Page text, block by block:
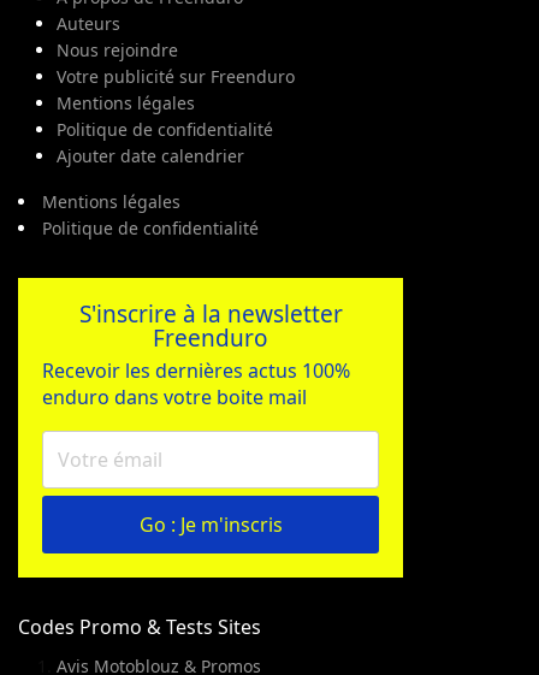
Auteurs
Nous rejoindre
Votre publicité sur Freenduro
Mentions légales
Politique de confidentialité
Ajouter date calendrier
Mentions légales
Politique de confidentialité
S'inscrire à la newsletter
Freenduro
Recevoir les dernières actus 100%
enduro dans votre boite mail
Go : Je m'inscris
Codes Promo & Tests Sites
Avis Motoblouz & Promos